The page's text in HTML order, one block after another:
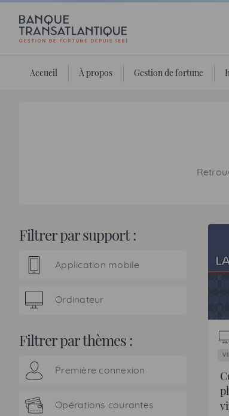
Accueil À propos Gestion de fortune
Filtrer par support :
Application mobile
Ordinateur
Filtrer par thèmes :
Première connexion
Opérations courantes